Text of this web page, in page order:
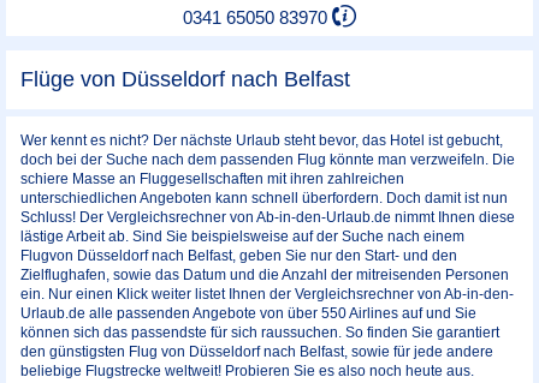
0341 65050 83970
Flüge von Düsseldorf nach Belfast
Wer kennt es nicht? Der nächste Urlaub steht bevor, das Hotel ist gebucht,
doch bei der Suche nach dem passenden Flug könnte man verzweifeln. Die
schiere Masse an Fluggesellschaften mit ihren zahlreichen
unterschiedlichen Angeboten kann schnell überfordern. Doch damit ist nun
Schluss! Der Vergleichsrechner von Ab-in-den-Urlaub.de nimmt Ihnen diese
lästige Arbeit ab. Sind Sie beispielsweise auf der Suche nach einem
Flugvon Düsseldorf nach Belfast, geben Sie nur den Start- und den
Zielflughafen, sowie das Datum und die Anzahl der mitreisenden Personen
ein. Nur einen Klick weiter listet Ihnen der Vergleichsrechner von Ab-in-den-
Urlaub.de alle passenden Angebote von über 550 Airlines auf und Sie
können sich das passendste für sich raussuchen. So finden Sie garantiert
den günstigsten Flug von Düsseldorf nach Belfast, sowie für jede andere
beliebige Flugstrecke weltweit! Probieren Sie es also noch heute aus.